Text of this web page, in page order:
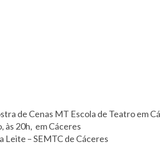
de Cenas MT Escola de Teatro em
às 20h, em Cáceres
Leite – SEMTC de Cáceres